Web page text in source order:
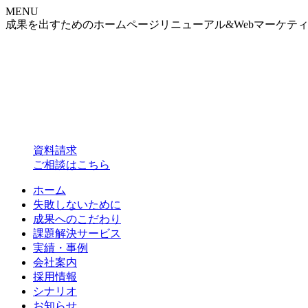
MENU
成果を出すためのホームページリニューアル&Webマーケテ
資料請求
ご相談はこちら
ホーム
失敗しないために
成果へのこだわり
課題解決サービス
実績・事例
会社案内
採用情報
シナリオ
お知らせ